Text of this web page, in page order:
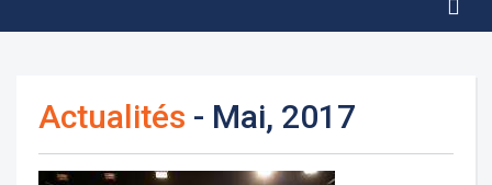
Actualités - Mai, 2017